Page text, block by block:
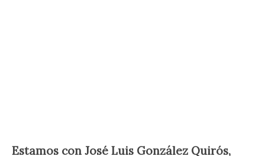
Estamos con José Luis González Quirós,